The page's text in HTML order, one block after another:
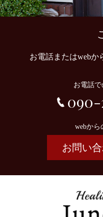
お電話またはwebか
お電話
090-
webから
お問い